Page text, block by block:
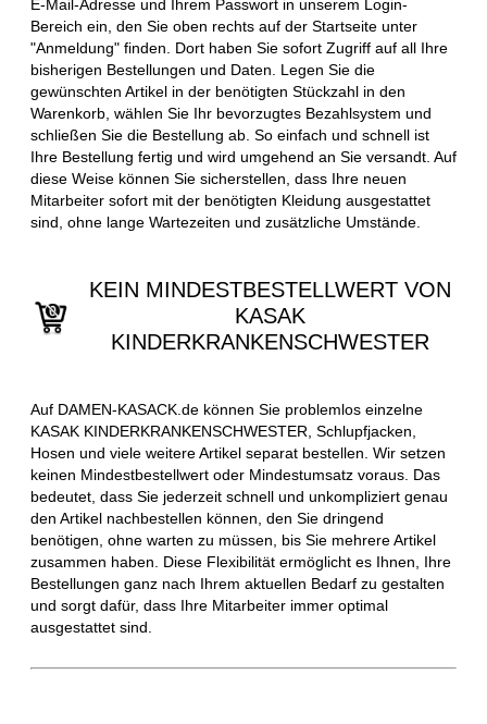
E-Mail-Adresse und Ihrem Passwort in unserem Login-
Bereich ein, den Sie oben rechts auf der Startseite unter
"Anmeldung" finden. Dort haben Sie sofort Zugriff auf all Ihre
bisherigen Bestellungen und Daten. Legen Sie die
gewünschten Artikel in der benötigten Stückzahl in den
Warenkorb, wählen Sie Ihr bevorzugtes Bezahlsystem und
schließen Sie die Bestellung ab. So einfach und schnell ist
Ihre Bestellung fertig und wird umgehend an Sie versandt. Auf
diese Weise können Sie sicherstellen, dass Ihre neuen
Mitarbeiter sofort mit der benötigten Kleidung ausgestattet
sind, ohne lange Wartezeiten und zusätzliche Umstände.
KEIN MINDESTBESTELLWERT VON
KASAK
KINDERKRANKENSCHWESTER
Auf DAMEN-KASACK.de können Sie problemlos einzelne
KASAK KINDERKRANKENSCHWESTER, Schlupfjacken,
Hosen und viele weitere Artikel separat bestellen. Wir setzen
keinen Mindestbestellwert oder Mindestumsatz voraus. Das
bedeutet, dass Sie jederzeit schnell und unkompliziert genau
den Artikel nachbestellen können, den Sie dringend
benötigen, ohne warten zu müssen, bis Sie mehrere Artikel
zusammen haben. Diese Flexibilität ermöglicht es Ihnen, Ihre
Bestellungen ganz nach Ihrem aktuellen Bedarf zu gestalten
und sorgt dafür, dass Ihre Mitarbeiter immer optimal
ausgestattet sind.